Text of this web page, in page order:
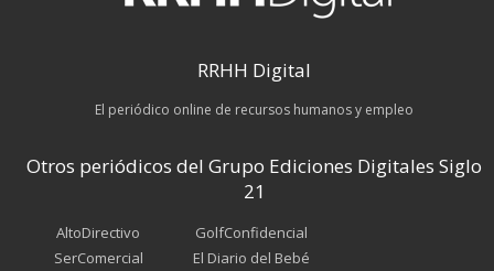
RRHH Digital
El periódico online de recursos humanos y empleo
Otros periódicos del Grupo Ediciones Digitales Siglo
21
AltoDirectivo
SerComercial
GolfConfidencial
El Diario del Bebé